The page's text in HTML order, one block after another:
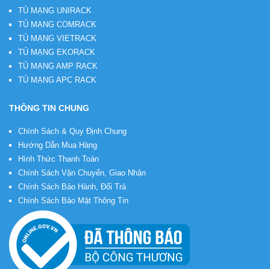
TỦ MẠNG UNIRACK
TỦ MẠNG COMRACK
TỦ MẠNG VIETRACK
TỦ MẠNG EKORACK
TỦ MẠNG AMP RACK
TỦ MẠNG APC RACK
THÔNG TIN CHUNG
Chính Sách & Quy Định Chung
Hướng Dẫn Mua Hàng
Hình Thức Thanh Toán
Chính Sách Vận Chuyển, Giao Nhận
Chính Sách Bảo Hành, Đổi Trả
Chính Sách Bảo Mật Thông Tin